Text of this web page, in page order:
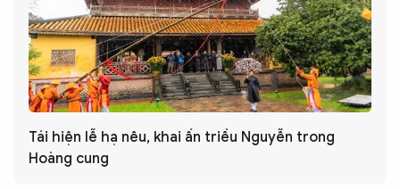
Tái hiện lễ hạ nêu, khai ấn triều Nguyễn trong
Hoàng cung